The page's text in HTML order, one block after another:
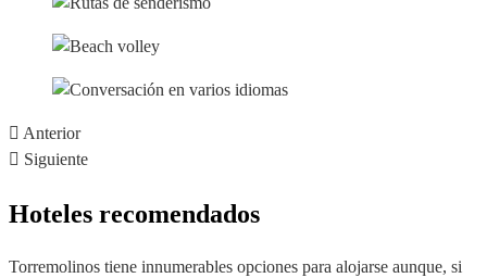
Anterior
Siguiente
Hoteles recomendados
Torremolinos tiene innumerables opciones para alojarse aunque, si